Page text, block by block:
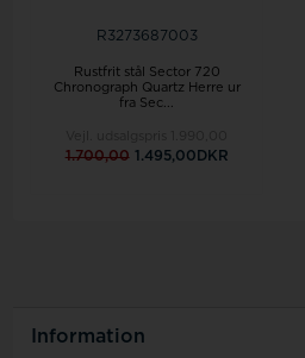
R3273687003
Rustfrit stål Sector 720
Chronograph Quartz Herre ur
fra Sec...
1.700,00 1.495,00DKR
Information